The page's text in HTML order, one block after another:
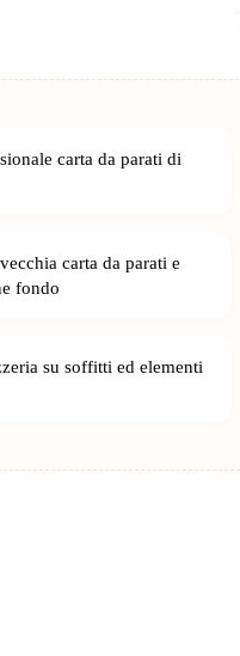
carta da parati di
carta da parati e
fondo
su soffitti ed elementi